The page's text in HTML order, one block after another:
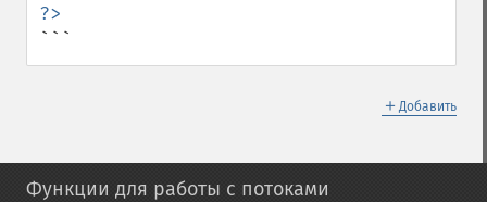
```
＋ Добавить
Функции для работы с потоками